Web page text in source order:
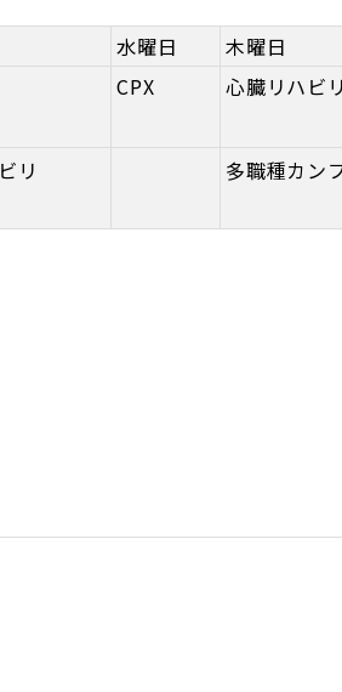
水曜日 木曜日
CPX 心臓リハビリ
リ 多職種カン